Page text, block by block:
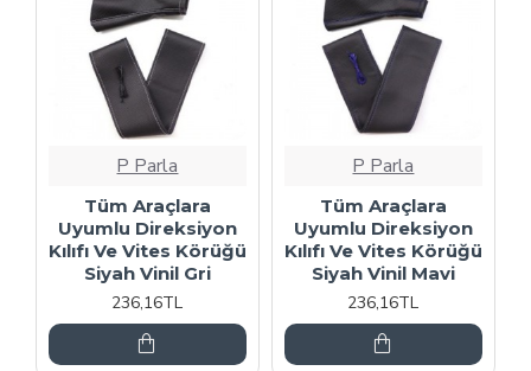
P Parla
Tüm Araçlara
Uyumlu Direksiyon
Kılıfı Ve Vites Körüğü
Siyah Vinil Gri
236,16TL
P Parla
Tüm Araçlara
Uyumlu Direksiyon
Kılıfı Ve Vites Körüğü
Siyah Vinil Mavi
236,16TL